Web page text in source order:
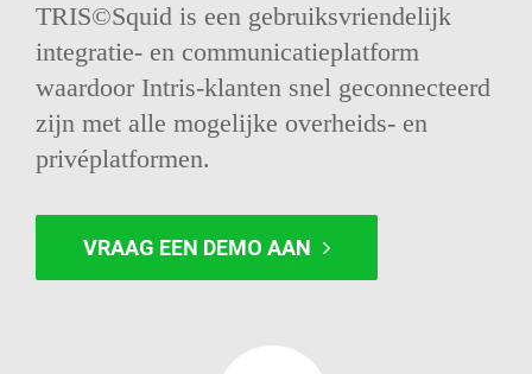
TRIS©Squid is een gebruiksvriendelijk
integratie- en communicatieplatform
waardoor Intris-klanten snel geconnecteerd
zijn met alle mogelijke overheids- en
privéplatformen.
VRAAG EEN DEMO AAN